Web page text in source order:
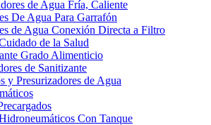
de Agua Fría, Caliente
De Agua Para Garrafón
de Agua Conexión Directa a Filtro
de la Salud
Grado Alimenticio
de Sanitizante
y Presurizadores de Agua
Con Tanque